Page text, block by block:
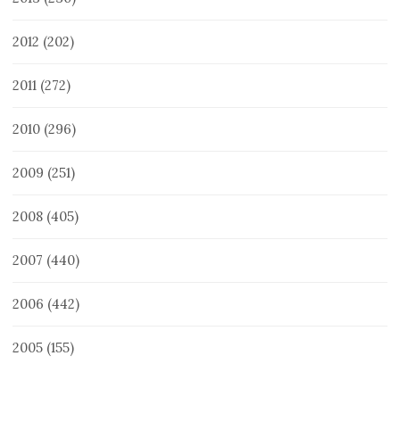
2012 (202)
2011 (272)
2010 (296)
2009 (251)
2008 (405)
2007 (440)
2006 (442)
2005 (155)